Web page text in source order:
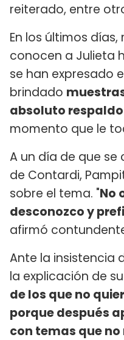
reiterado, entre
En los últimos
conocen a Julieta
se han expresado
brindado
absoluto respaldo
momento que le
A un día de que
de Contardi,
sobre el tema. "No
desconozco y
afirmó
Ante la insistencia
la explicación de
de los que no
porque después
con temas que no